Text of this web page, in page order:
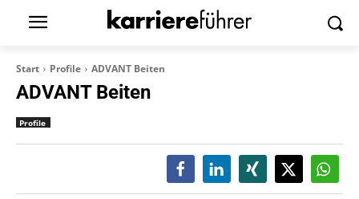
Start Profile ADVANT Beiten
ADVANT Beiten
Profile